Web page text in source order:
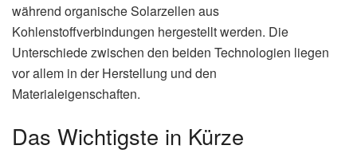
während organische Solarzellen aus
Kohlenstoffverbindungen hergestellt werden. Die
Unterschiede zwischen den beiden Technologien liegen
vor allem in der Herstellung und den
Materialeigenschaften.
Das Wichtigste in Kürze